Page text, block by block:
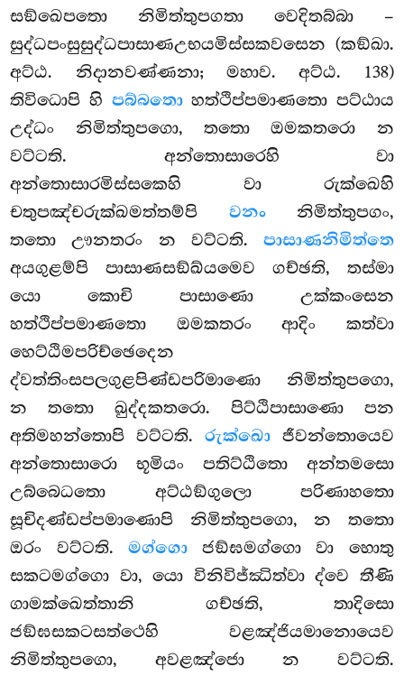
සඞ්ඛෙපතො නිමිත්තුපගතා වෙදිතබ්බා –
සුද්ධපංසුසුද්ධපාසාණඋභයමිස්සකවසෙන (කඞ්ඛා.
අට්ඨ. නිදානවණ්ණනා; මහාව. අට්ඨ. 138)
තිවිධොපි හි පබ්බතොහත්ථිප්පමාණතො පට්ඨාය
උද්ධං නිමිත්තුපගො, තතො ඔමකතරො න
වට්ටති. අන්තොසාරෙහි වා
අන්තොසාරමිස්සකෙහි වා රුක්ඛෙහි
චතුපඤ්චරුක්ඛමත්තම්පි වනංනිමිත්තුපගං,
තතො ඌනතරං න වට්ටති. පාසාණනිමිත්තෙ
අයගුළම්පි පාසාණසඞ්ඛ්යමෙව ගච්ඡති, තස්මා
යො කොචි පාසාණො උක්කංසෙන
හත්ථිප්පමාණතො ඔමකතරං ආදිං කත්වා
හෙට්ඨිමපරිච්ඡෙදෙන
ද්වත්තිංසපලගුළපිණ්ඩපරිමාණො නිමිත්තුපගො,
න තතො ඛුද්දකතරො. පිට්ඨිපාසාණො පන
අතිමහන්තොපි වට්ටති. රුක්ඛොජීවන්තොයෙව
අන්තොසාරො භූමියං පතිට්ඨිතො අන්තමසො
උබ්බෙධතො අට්ඨඞ්ගුලො පරිණාහතො
සූචිදණ්ඩප්පමාණොපි නිමිත්තුපගො, න තතො
ඔරං වට්ටති. මග්ගොජඞ්ඝමග්ගො වා හොතු
සකටමග්ගො වා, යො විනිවිජ්ඣිත්වා ද්වෙ තීණි
ගාමක්ඛෙත්තානි ගච්ඡති, තාදිසො
ජඞ්ඝසකටසත්ථෙහි වළඤ්ජියමානොයෙව
නිමිත්තුපගො, අවළඤ්ජො න වට්ටති.